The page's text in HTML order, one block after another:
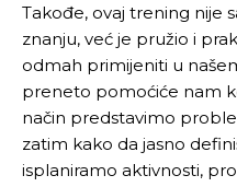
Takođe, ovaj trening nije
znanju, već je pružio i
odmah primijeniti u
preneto pomoćiće nam
način predstavimo
zatim kako da jasno
isplaniramo aktivnosti,